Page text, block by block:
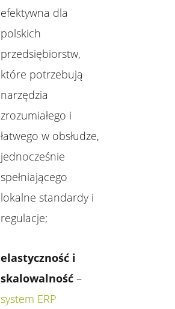
efektywna dla
polskich
przedsiębiorstw,
które potrzebują
narzędzia
zrozumiałego i
łatwego w obsłudze,
jednocześnie
spełniającego
lokalne standardy i
regulacje;
elastyczność i
skalowalność–
system ERP